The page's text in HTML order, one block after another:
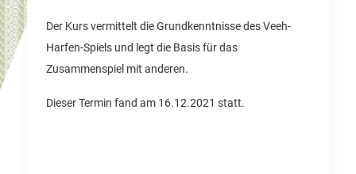
Der Kurs vermittelt die Grundkenntnisse des Veeh-
Harfen-Spiels und legt die Basis für das
Zusammenspiel mit anderen.
Dieser Termin fand am 16.12.2021 statt.